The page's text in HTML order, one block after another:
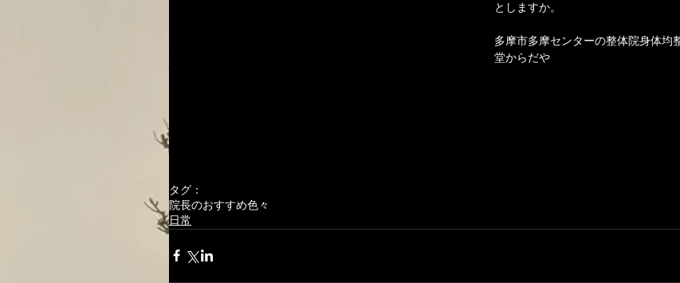
としますか。
多摩市多摩センターの整体院身体均
堂からだや
タグ：
院長のおすすめ色々
日常